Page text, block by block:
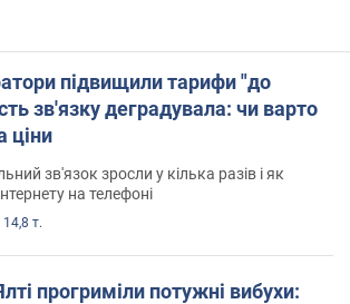
підвищили тарифи "до
зв'язку деградувала: чи варто
ціни
зв'язок зросли у кілька разів і як
на телефоні
14,8 т.
прогриміли потужні вибухи: